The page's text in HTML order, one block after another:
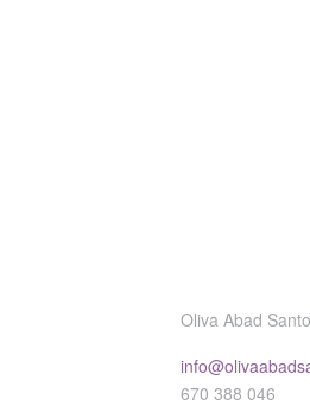
Oliva Abad
670 388 046